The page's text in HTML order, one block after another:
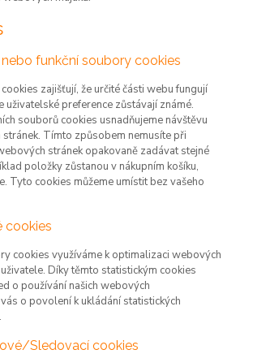
nebo funkční soubory cookies
zajišťují, že určité části webu fungují
uživatelské preference zůstávají známé.
souborů cookies usnadňujeme návštěvu
stránek. Tímto způsobem nemusíte při
stránek opakovaně zadávat stejné
položky zůstanou v nákupním košíku,
Tyto cookies můžeme umístit bez vašeho
cookies
cookies využíváme k optimalizaci webových
Díky těmto statistickým cookies
o používání našich webových
o povolení k ukládání statistických
Sledovací cookies